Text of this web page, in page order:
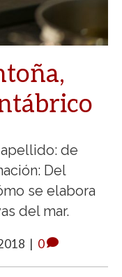
de
Del
se elabora
del mar.
| 0